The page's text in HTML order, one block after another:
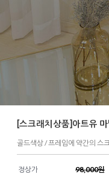
[스크래치상품]아트유
골드색상 / 프레임에 약간의 스
정상가 98,000원